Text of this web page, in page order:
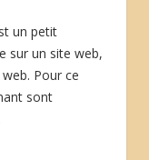
un petit
sur un site web,
Pour ce
sont